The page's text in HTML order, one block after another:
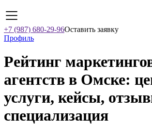
+7 (987) 680-29-96Оставить заявку
Профиль
Рейтинг
агентств в Омске:
услуги, кейсы,
специализация